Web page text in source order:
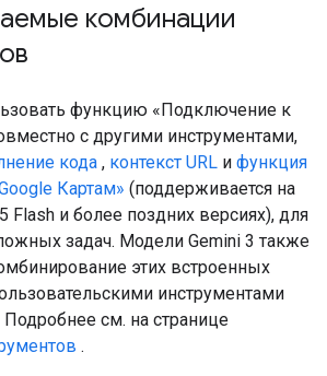
комбинации
функцию «Подключение к
с другими инструментами,
кода , контекст URL и функция
Картам» (поддерживается на
Flash и более поздних версиях), для
задач. Модели Gemini 3 также
этих встроенных
инструментами
см. на странице
.